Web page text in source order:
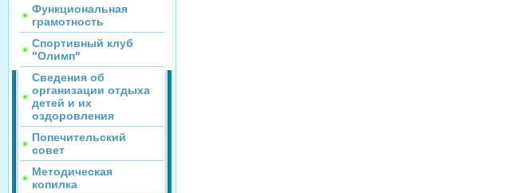
Функциональная
грамотность
Спортивный клуб
"Олимп"
Сведения об
организации отдыха
детей и их
оздоровления
Попечительский
совет
Методическая
копилка